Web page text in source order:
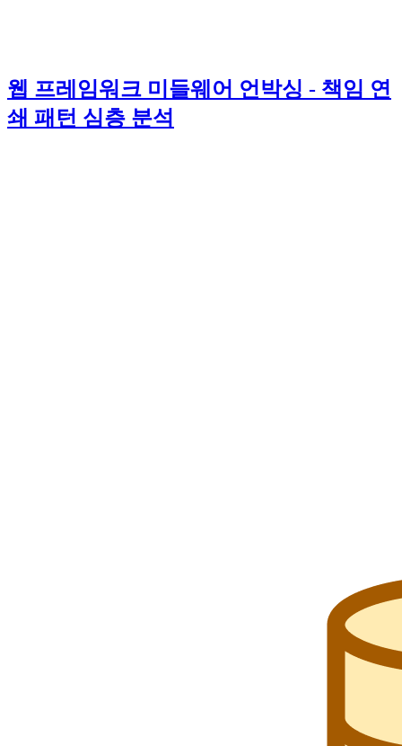
웹 프레임워크 미들웨어 언박싱 - 책임 연
쇄 패턴 심층 분석